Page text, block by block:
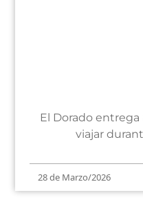
El Dorado
viajar
28 de Marzo/2026